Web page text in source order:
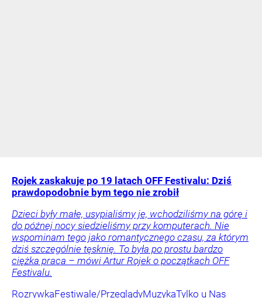
Rojek zaskakuje po 19 latach OFF Festivalu: Dziś
prawdopodobnie bym tego nie zrobił
Dzieci były małe, usypialiśmy je, wchodziliśmy na górę i
do późnej nocy siedzieliśmy przy komputerach. Nie
wspominam tego jako romantycznego czasu, za którym
dziś szczególnie tęsknię. To była po prostu bardzo
ciężka praca – mówi Artur Rojek o początkach OFF
Festivalu.
RozrywkaFestiwale/PrzeglądyMuzykaTylko u Nas